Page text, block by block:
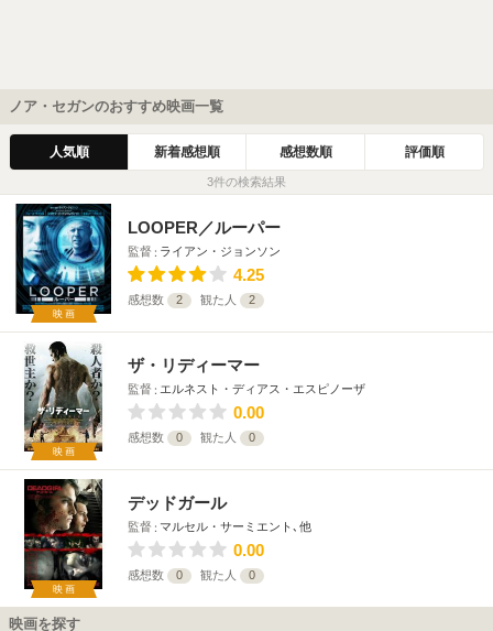
ノア・セガンのおすすめ映画一覧
人気順 新着感想順 感想数順 評価順
3件の検索結果
映画
LOOPER／ルーパー
監督 ライアン・ジョンソン
4.25
感想数 2 観た人 2
映画
ザ・リディーマー
監督 エルネスト・ディアス・エスピノーザ
0.00
感想数 0 観た人 0
映画
デッドガール
監督 マルセル・サーミエント､他
0.00
感想数 0 観た人 0
映画を探す